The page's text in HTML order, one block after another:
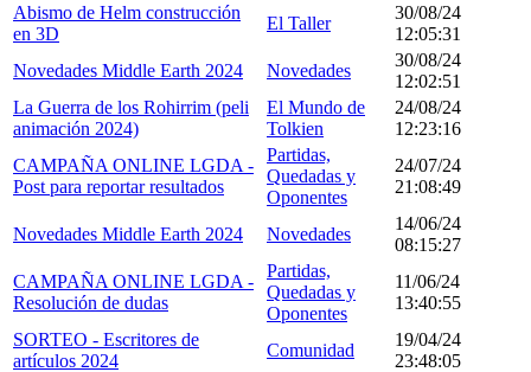
Abismo de Helm construcción
en 3D
El Taller
30/08/24
12:05:31
Novedades Middle Earth 2024
Novedades
30/08/24
12:02:51
La Guerra de los Rohirrim (peli
animación 2024)
El Mundo de
Tolkien
24/08/24
12:23:16
CAMPAÑA ONLINE LGDA -
Post para reportar resultados
Partidas,
Quedadas y
Oponentes
24/07/24
21:08:49
Novedades Middle Earth 2024 Novedades
14/06/24
08:15:27
CAMPAÑA ONLINE LGDA -
Resolución de dudas
Partidas,
Quedadas y
Oponentes
11/06/24
13:40:55
SORTEO - Escritores de
artículos 2024
Comunidad
19/04/24
23:48:05